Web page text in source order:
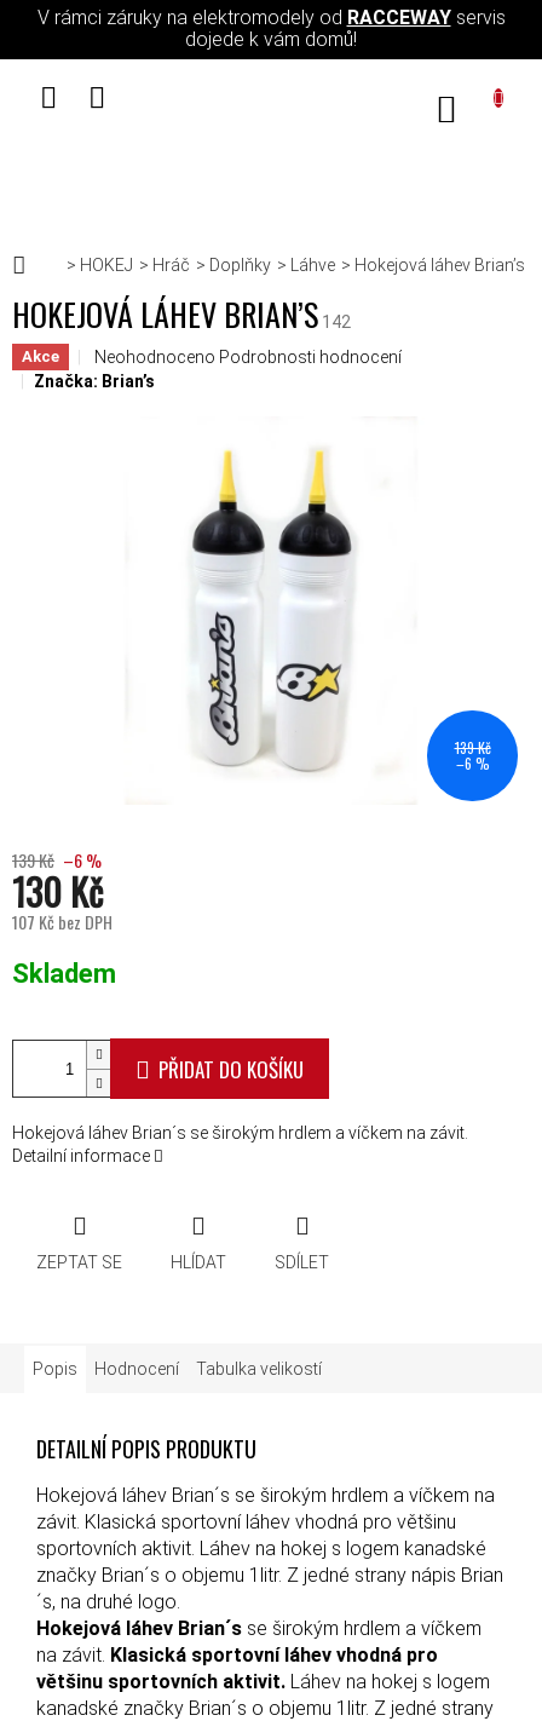
Přejít na obsah
V rámci záruky na elektromodely od RACCEWAYservis
dojede k vám domů!
Domů
HOKEJ Hráč Doplňky Láhve Hokejová láhev Brian’s
HOKEJOVÁ LÁHEV BRIAN’S 142
Akce Průměrné hodnocení produktu je 0,0 z 5 hvězdiček.
Neohodnoceno Podrobnosti hodnocení
Značka: Brian’s
139 Kč
–6 %
139 Kč –6 %
130 Kč
107 Kč bez DPH
Skladem
PŘIDAT DO KOŠÍKU
Hokejová láhev Brian´s se širokým hrdlem a víčkem na závit.
Detailní informace
ZEPTAT SE HLÍDAT SDÍLET
Popis Hodnocení Tabulka velikostí
DETAILNÍ POPIS PRODUKTU
Hokejová láhev Brian´s se širokým hrdlem a víčkem na
závit. Klasická sportovní láhev vhodná pro většinu
sportovních aktivit. Láhev na hokej s logem kanadské
značky Brian´s o objemu 1litr. Z jedné strany nápis Brian
´s, na druhé logo.
Hokejová láhev Brian´s se širokým hrdlem a víčkem
na závit. Klasická sportovní láhev vhodná pro
většinu sportovních aktivit. Láhev na hokej s logem
kanadské značky Brian´s o objemu 1litr. Z jedné strany